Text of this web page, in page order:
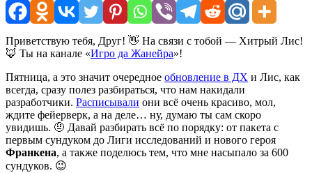
Приветствую тебя, Друг! 👋 На связи с тобой — Хитрый Лис!
🦊 Ты на канале «Игро да Жанейра»!
Пятница, а это значит очередное обновление в ДХ и Лис, как
всегда, сразу полез разбираться, что нам накидали
разработчики. Расписывали они всё очень красиво, мол,
ждите фейерверк, а на деле… ну, думаю ты сам скоро
увидишь. 🤨 Давай разбирать всё по порядку: от пакета с
первым сундуком до Лиги исследований и нового героя
Франкена, а также поделюсь тем, что мне насыпало за 600
сундуков. 😉